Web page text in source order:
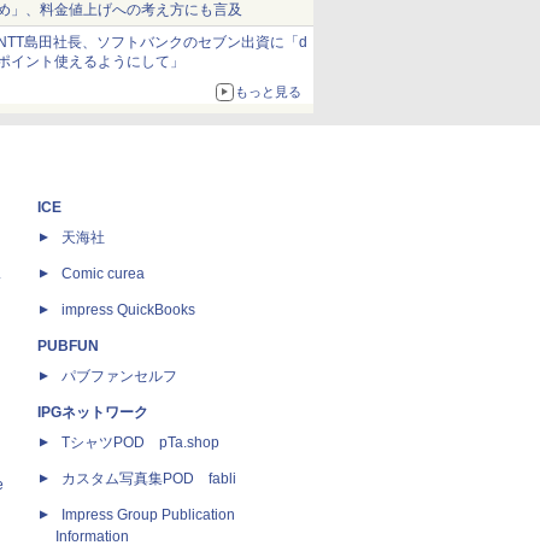
」、料金値上げへの考え方にも言及
島田社長、ソフトバンクのセブン出資に「d
イント使えるようにして」
もっと見る
ICE
天海社
Comic curea
impress QuickBooks
PUBFUN
パブファンセルフ
IPGネットワーク
TシャツPOD pTa.shop
カスタム写真集POD fabli
Impress Group Publication
Information